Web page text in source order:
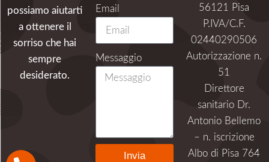
possiamo aiutarti
a ottenere il
sorriso che hai
sempre
desiderato.
Email
Messaggio
Invia
56121 Pisa
P.IVA/C.F.
02440290506
Autorizzazione n.
51
Direttore
sanitario Dr.
Antonio Bellemo
– n. iscrizione
Albo di Pisa 764